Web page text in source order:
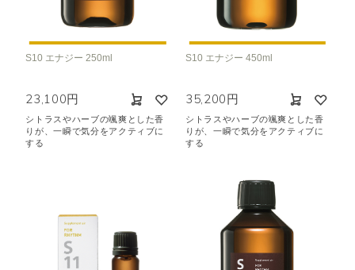
S10 エナジー 250ml
23,100円
シトラスやハーブの颯爽とした香
りが、一瞬で気分をアクティブに
する
S10 エナジー 450ml
35,200円
シトラスやハーブの颯爽とした香
りが、一瞬で気分をアクティブに
する